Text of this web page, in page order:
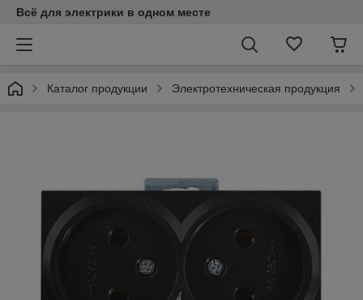
Всё для электрики в одном месте
Каталог продукции Электротехническая продукция